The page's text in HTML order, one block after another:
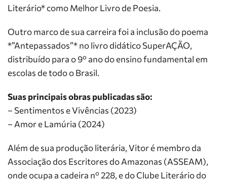
Literário* como Melhor Livro de Poesia.
Outro marco de sua carreira foi a inclusão do poema
*”Antepassados”* no livro didático SuperAÇÃO,
distribuído para o 9º ano do ensino fundamental em
escolas de todo o Brasil.
Suas principais obras publicadas são:
– Sentimentos e Vivências (2023)
– Amor e Lamúria (2024)
Além de sua produção literária, Vitor é membro da
Associação dos Escritores do Amazonas (ASSEAM),
onde ocupa a cadeira nº 228, e do Clube Literário do